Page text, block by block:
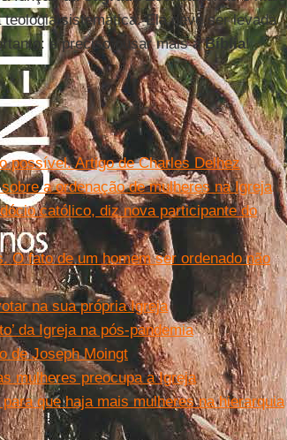
sistemática. Ela deve ser levada
é preciso ousar mais aBíblia!
possível. Artigo de Charles Delhez
a ordenação de mulheres na Igreja
católico, diz nova participante do
O fato de um homem ser ordenado não
na sua própria Igreja
da Igreja na pós-pandemia
de Joseph Moingt
mulheres preocupa a Igreja
que haja mais mulheres na hierarquia